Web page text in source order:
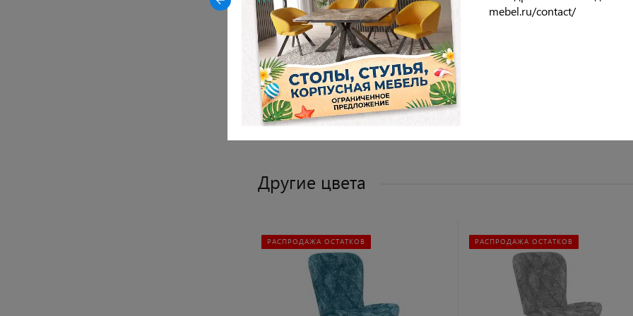
Материал опор
Материал сидения
Материал обивки
Показать все
Другие цвета
РАСПРОДАЖА ОСТАТКОВ РАСПРОДАЖА ОСТАТКОВ
mebel.ru/contact/